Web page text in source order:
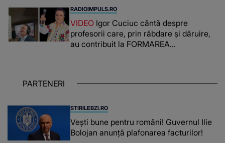
românca ucisă în Italia și ascunsă în
lada unui pat: " Îmi pare rău că nu am
reușit să fac mai mult pentru ea și..."
RADIOIMPULS.RO
VIDEO Igor Cuciuc cântă despre
profesorii care, prin răbdare și dăruire,
au contribuit la FORMAREA
chiar și după trecerea anilor: "De
PARTENERI
STIRILEBZI.RO
Vești bune pentru români! Guvernul Ilie
Bolojan anunță plafonarea facturilor!